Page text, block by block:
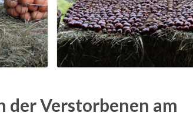
der Verstorbenen am